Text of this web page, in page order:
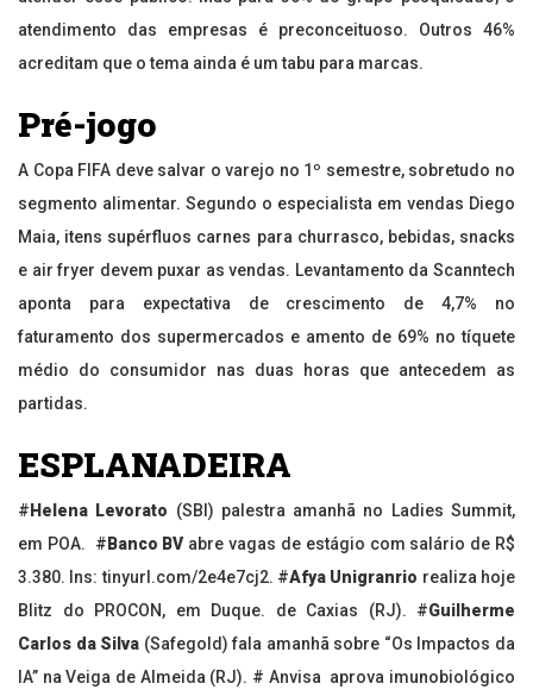
atendimento das empresas é preconceituoso. Outros 46%
acreditam que o tema ainda é um tabu para marcas.
Pré-jogo
A Copa FIFA deve salvar o varejo no 1º semestre, sobretudo no
segmento alimentar. Segundo o especialista em vendas Diego
Maia, itens supérfluos carnes para churrasco, bebidas, snacks
e air fryer devem puxar as vendas. Levantamento da Scanntech
aponta para expectativa de crescimento de 4,7% no
faturamento dos supermercados e amento de 69% no tíquete
médio do consumidor nas duas horas que antecedem as
partidas.
ESPLANADEIRA
# Helena Levorato (SBI) palestra amanhã no Ladies Summit,
em POA. # Banco BVabre vagas de estágio com salário de R$
3.380. Ins: tinyurl.com/2e4e7cj2. #Afya Unigranrio realiza hoje
Blitz do PROCON, em Duque. de Caxias (RJ). #Guilherme
Carlos da Silva (Safegold) fala amanhã sobre “Os Impactos da
IA” na Veiga de Almeida (RJ). # Anvisa aprova imunobiológico